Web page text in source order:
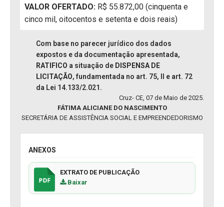
VALOR OFERTADO: R$ 55.872,00 (cinquenta e
cinco mil, oitocentos e setenta e dois reais)
Com base no parecer jurídico dos dados
expostos e da documentação apresentada,
RATIFICO a situação de DISPENSA DE
LICITAÇÃO, fundamentada no art. 75, II e art. 72
da Lei 14.133/2.021.
Cruz- CE, 07 de Maio de 2025.
FÁTIMA ALICIANE DO NASCIMENTO
SECRETÁRIA DE ASSISTÊNCIA SOCIAL E EMPREENDEDORISMO
ANEXOS
EXTRATO DE PUBLICAÇÃO
Baixar